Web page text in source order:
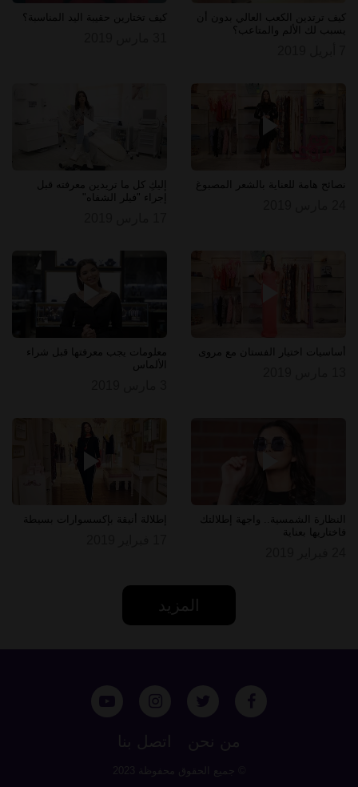
كيف ترتدين الكعب العالي بدون أن
يسبب لك الألم والمتاعب؟
كيف تختارين حقيبة اليد المناسبة؟
نصائح هامة للعناية بالشعر المصبوغ
إليكِ كل ما تريدين معرفته قبل
إجراء "فيلر الشفاه"
أساسيات اختيار الفستان مع مروى
معلومات يجب معرفتها قبل شراء
الألماس
النظارة الشمسية.. واجهة إطلالتك
فاختاريها بعناية
إطلالة أنيقة بإكسسوارات بسيطة
المزيد